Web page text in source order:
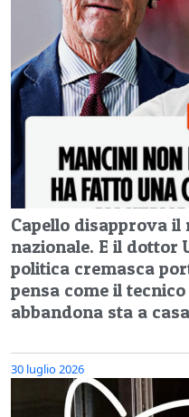
Capello disapprova
nazionale. E il dottor
politica cremasca
pensa come il
abbandona sta a
30 luglio 2026